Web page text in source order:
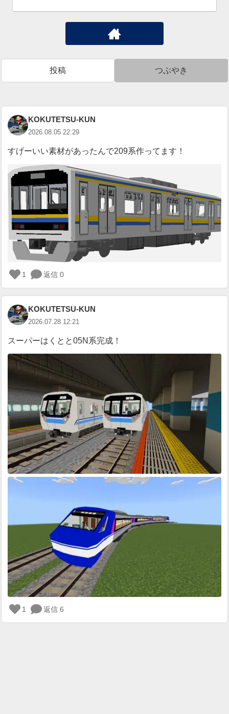
投稿 つぶやき
KOKUTETSU-KUN
2026.08.05 22:29
すげーいい素材があったんで209系作ってます！
ロ
グ
イ
ン
が
要
1 返信 0
KOKUTETSU-KUN
2026.07.28 12:21
スーパーはくとと05N系完成！
ロ
グ
1 返信 6